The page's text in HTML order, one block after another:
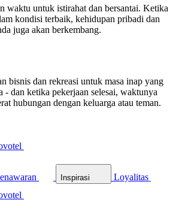
waktu untuk istirahat dan bersantai. Ketika
kondisi terbaik, kehidupan pribadi dan
juga akan berkembang.
bisnis dan rekreasi untuk masa inap yang
- dan ketika pekerjaan selesai, waktunya
hubungan dengan keluarga atau teman.
Inspirasi
Loyalitas